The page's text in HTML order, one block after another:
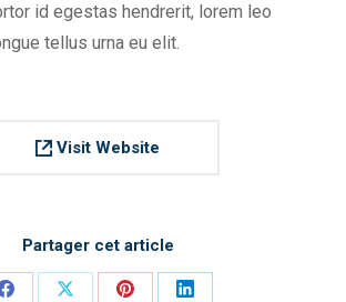
id egestas hendrerit, lorem leo
tellus urna eu elit.
Visit Website
Partager cet article